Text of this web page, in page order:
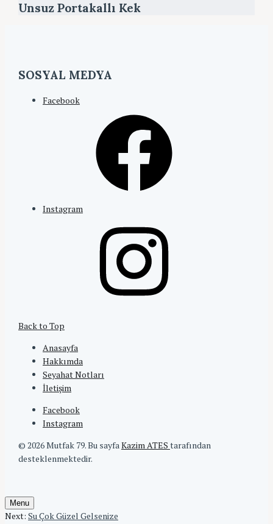
Unsuz Portakallı Kek
SOSYAL MEDYA
Facebook
Instagram
Back to Top
Anasayfa
Hakkımda
Seyahat Notları
İletişim
Facebook
Instagram
© 2026 Mutfak 79.Bu sayfaKazim ATES tarafından
desteklenmektedir.
Menu
Next: Su Çok Güzel Gelsenize